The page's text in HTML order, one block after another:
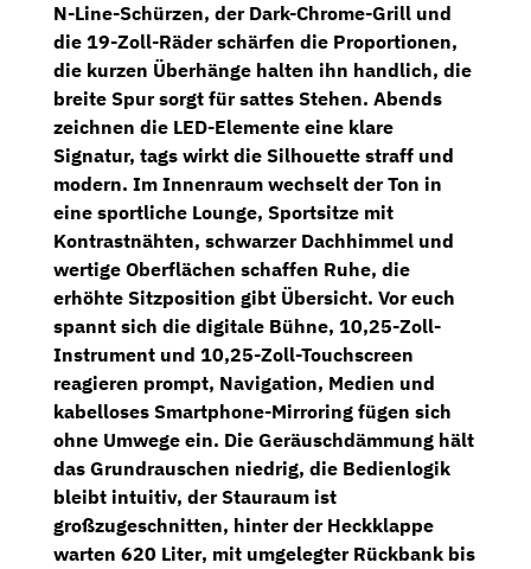
N-Line-Schürzen, der Dark-Chrome-Grill und
die 19-Zoll-Räderschärfen die Proportionen,
die kurzen Überhänge halten ihn handlich, die
breite Spur sorgt für sattes Stehen. Abends
zeichnen die LED-Elemente eine klare
Signatur, tags wirkt die Silhouette straff und
modern. Im Innenraum wechselt der Ton in
eine sportliche Lounge, Sportsitze mit
Kontrastnähten, schwarzer Dachhimmel und
wertige Oberflächen schaffen Ruhe, die
erhöhte Sitzposition gibt Übersicht. Vor euch
spannt sich die digitale Bühne, 10,25-Zoll-
Instrument und 10,25-Zoll-Touchscreen
reagieren prompt, Navigation, Medien und
kabelloses Smartphone-Mirroring fügen sich
ohne Umwege ein. Die Geräuschdämmung hält
das Grundrauschen niedrig, die Bedienlogik
bleibt intuitiv, der Stauraum ist
großzugeschnitten, hinter der Heckklappe
warten 620 Liter, mit umgelegter Rückbank bis